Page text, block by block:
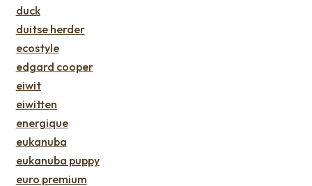
duck
duitse herder
ecostyle
edgard cooper
eiwit
eiwitten
energique
eukanuba
eukanuba puppy
euro premium